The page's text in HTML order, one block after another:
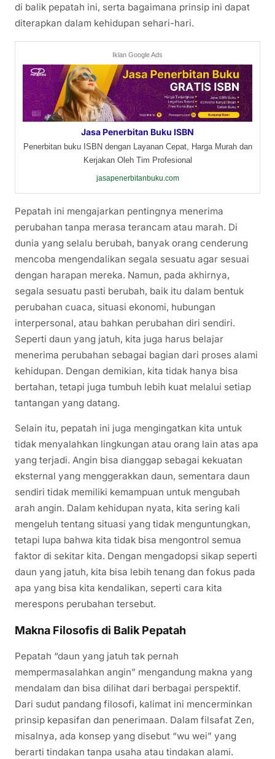
di balik pepatah ini, serta bagaimana prinsip ini dapat
diterapkan dalam kehidupan sehari-hari.
Iklan Google Ads
Jasa Penerbitan Buku ISBN
Penerbitan buku ISBN dengan Layanan Cepat, Harga Murah dan
Kerjakan Oleh Tim Profesional
jasapenerbitanbuku.com
Pepatah ini mengajarkan pentingnya menerima
perubahan tanpa merasa terancam atau marah. Di
dunia yang selalu berubah, banyak orang cenderung
mencoba mengendalikan segala sesuatu agar sesuai
dengan harapan mereka. Namun, pada akhirnya,
segala sesuatu pasti berubah, baik itu dalam bentuk
perubahan cuaca, situasi ekonomi, hubungan
interpersonal, atau bahkan perubahan diri sendiri.
Seperti daun yang jatuh, kita juga harus belajar
menerima perubahan sebagai bagian dari proses alami
kehidupan. Dengan demikian, kita tidak hanya bisa
bertahan, tetapi juga tumbuh lebih kuat melalui setiap
tantangan yang datang.
Selain itu, pepatah ini juga mengingatkan kita untuk
tidak menyalahkan lingkungan atau orang lain atas apa
yang terjadi. Angin bisa dianggap sebagai kekuatan
eksternal yang menggerakkan daun, sementara daun
sendiri tidak memiliki kemampuan untuk mengubah
arah angin. Dalam kehidupan nyata, kita sering kali
mengeluh tentang situasi yang tidak menguntungkan,
tetapi lupa bahwa kita tidak bisa mengontrol semua
faktor di sekitar kita. Dengan mengadopsi sikap seperti
daun yang jatuh, kita bisa lebih tenang dan fokus pada
apa yang bisa kita kendalikan, seperti cara kita
merespons perubahan tersebut.
Makna Filosofis di Balik Pepatah
Pepatah “daun yang jatuh tak pernah
mempermasalahkan angin” mengandung makna yang
mendalam dan bisa dilihat dari berbagai perspektif.
Dari sudut pandang filosofi, kalimat ini mencerminkan
prinsip kepasifan dan penerimaan. Dalam filsafat Zen,
misalnya, ada konsep yang disebut “wu wei” yang
berarti tindakan tanpa usaha atau tindakan alami.